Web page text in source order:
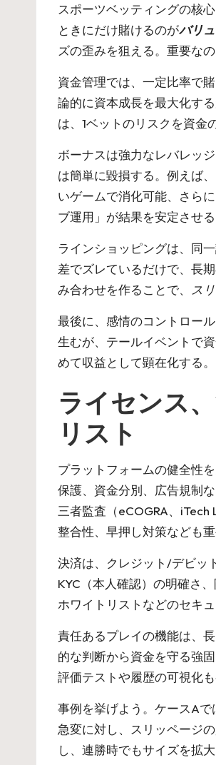
スポーツベッティングの核
ときにだけ賭けるのがバリ
ズの歪みを狙える。重要な
資金管理では、一定比率で
論的に資本成長を最大化す
は、1ベットのリスクを資金
ボーナスは強力なレバレッジ
は簡単に毀損する。例えば
いゲームで消化可能、さら
ブ運用」が結果を安定させる
ラインショッピングは、同
差でズレているだけで、長
み合わせを作ることで、
ス
最後に、感情のコントロー
生むが、テールイベントで資
めて収益として顕在化する。
ライセンス
リスト
プラットフォームの健全性
保護、資金分別、広告規制
三者監査（eCOGRA、
整合性、早押し対策なども重
決済は、クレジット/デビッ
KYC（本人確認）の明確さ
ホワイトリストなどのセキ
責任あるプレイの機能は、
的な判断から資金を守る強
評価テストや履歴の可視化
事例を挙げよう。ケースA
急変に対し、スリッページ
し、連勝時でもサイズを拡